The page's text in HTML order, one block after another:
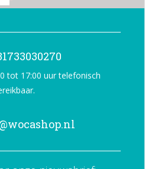
tot 17:00 uur telefonisch